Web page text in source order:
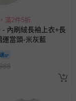
滿2件5折
- 內刷絨長袖上衣+長
運當頭-米灰藍